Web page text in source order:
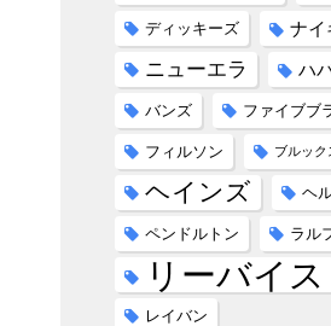
ディッキーズ ナイ
ニューエラ ハ
バンズ ファイブブ
フィルソン ブルッ
ヘインズ ヘ
ペンドルトン ラル
リーバイス
レイバン